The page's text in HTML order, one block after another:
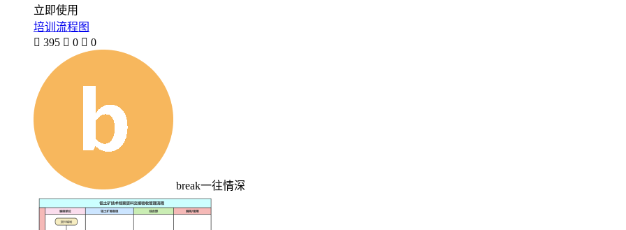
立即使用
培训流程图
 395  0  0
break一往情深